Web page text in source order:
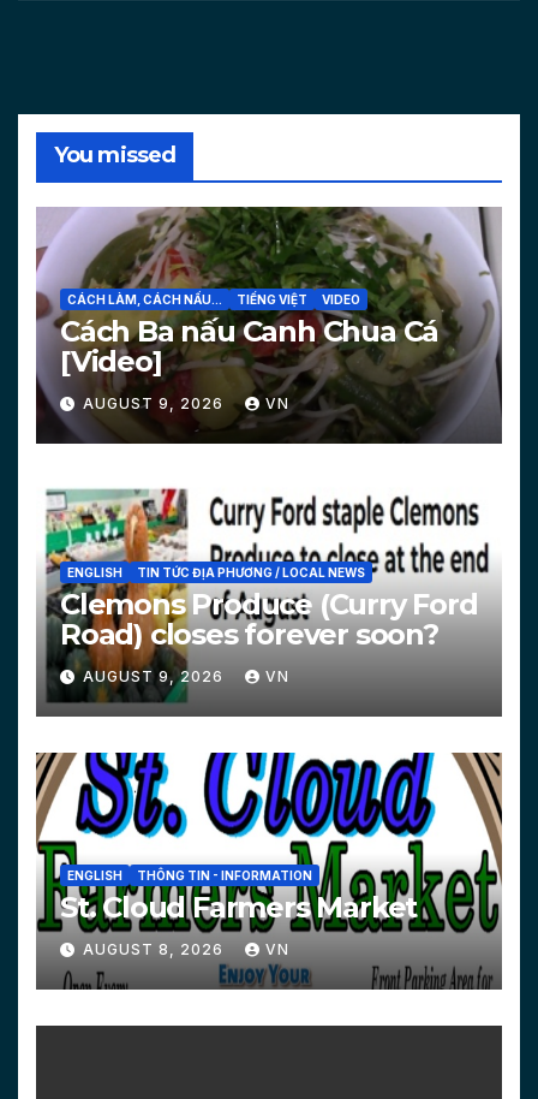
You missed
CÁCH LÀM, CÁCH NẤU... TIẾNG VIỆT VIDEO
Cách Ba nấu Canh Chua Cá
[Video]
AUGUST 9, 2026 VN
ENGLISH TIN TỨC ĐỊA PHƯƠNG / LOCAL NEWS
Clemons Produce (Curry Ford
Road) closes forever soon?
AUGUST 9, 2026 VN
ENGLISH THÔNG TIN - INFORMATION
St. Cloud Farmers Market
AUGUST 8, 2026 VN